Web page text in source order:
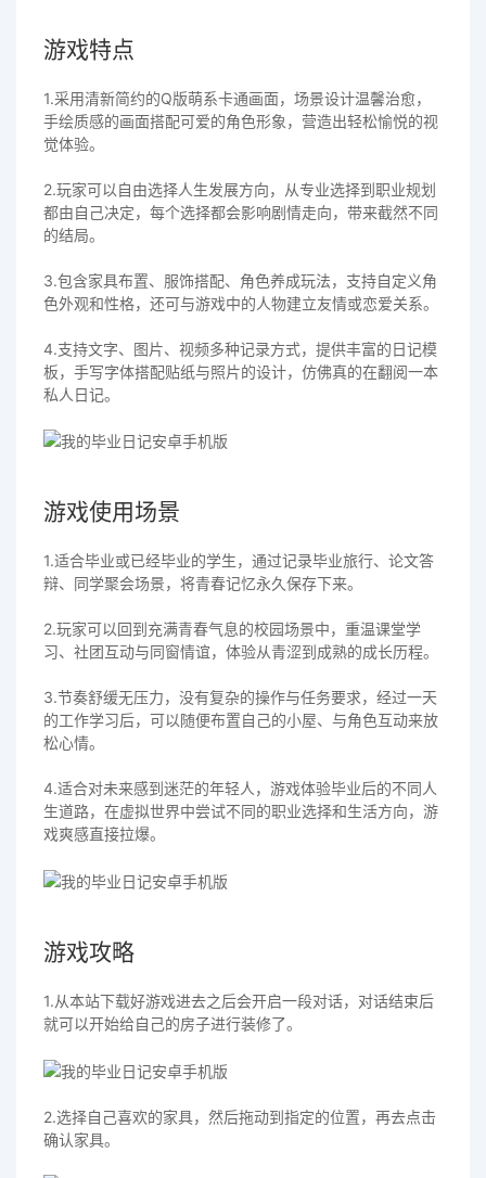
游戏特点
1.采用清新简约的Q版萌系卡通画面，场景设计温馨治愈，
手绘质感的画面搭配可爱的角色形象，营造出轻松愉悦的视
觉体验。
2.玩家可以自由选择人生发展方向，从专业选择到职业规划
都由自己决定，每个选择都会影响剧情走向，带来截然不同
的结局。
3.包含家具布置、服饰搭配、角色养成玩法，支持自定义角
色外观和性格，还可与游戏中的人物建立友情或恋爱关系。
4.支持文字、图片、视频多种记录方式，提供丰富的日记模
板，手写字体搭配贴纸与照片的设计，仿佛真的在翻阅一本
私人日记。
游戏使用场景
1.适合毕业或已经毕业的学生，通过记录毕业旅行、论文答
辩、同学聚会场景，将青春记忆永久保存下来。
2.玩家可以回到充满青春气息的校园场景中，重温课堂学
习、社团互动与同窗情谊，体验从青涩到成熟的成长历程。
3.节奏舒缓无压力，没有复杂的操作与任务要求，经过一天
的工作学习后，可以随便布置自己的小屋、与角色互动来放
松心情。
4.适合对未来感到迷茫的年轻人，游戏体验毕业后的不同人
生道路，在虚拟世界中尝试不同的职业选择和生活方向，游
戏爽感直接拉爆。
游戏攻略
1.从本站下载好游戏进去之后会开启一段对话，对话结束后
就可以开始给自己的房子进行装修了。
2.选择自己喜欢的家具，然后拖动到指定的位置，再去点击
确认家具。